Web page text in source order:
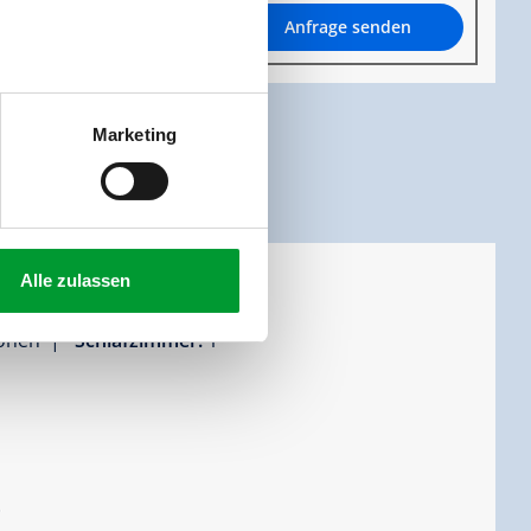
Marketing
Alle zulassen
Anfrage senden
|Schlafzimmer:1